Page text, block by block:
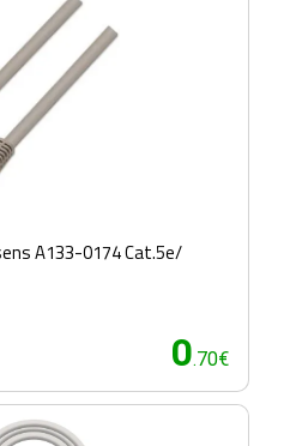
A133-0174 Cat.5e/
0.70€